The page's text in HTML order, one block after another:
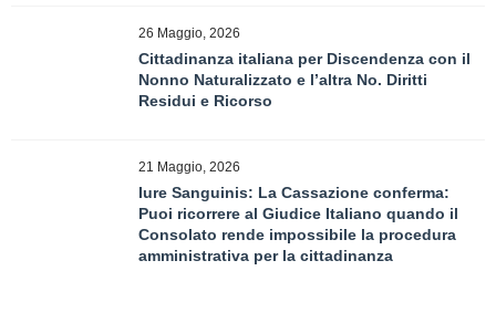
26 Maggio, 2026
Cittadinanza italiana per Discendenza con il
Nonno Naturalizzato e l’altra No. Diritti
Residui e Ricorso
21 Maggio, 2026
Iure Sanguinis: La Cassazione conferma:
Puoi ricorrere al Giudice Italiano quando il
Consolato rende impossibile la procedura
amministrativa per la cittadinanza